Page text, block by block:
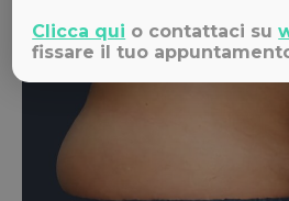
Clicca qui o contattaci su
fissare il tuo